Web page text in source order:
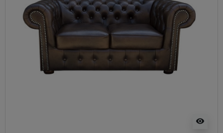
visibility